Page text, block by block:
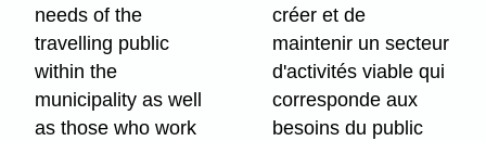
needs of the
travelling public
within the
municipality as well
as those who work
créer et de
maintenir un secteur
d'activités viable qui
corresponde aux
besoins du public